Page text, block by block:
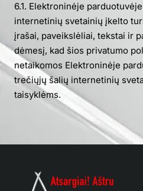
6.1. Elektroninėje
internetinių svetainių įkelto
įrašai, paveikslėliai, tekstai ir
dėmesį, kad šios privatumo
netaikomos Elektroninėje
trečiųjų šalių internetinių
taisyklėms.